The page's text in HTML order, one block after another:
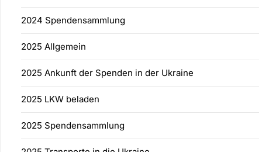
2024 Spendensammlung
2025 Allgemein
2025 Ankunft der Spenden in der Ukraine
2025 LKW beladen
2025 Spendensammlung